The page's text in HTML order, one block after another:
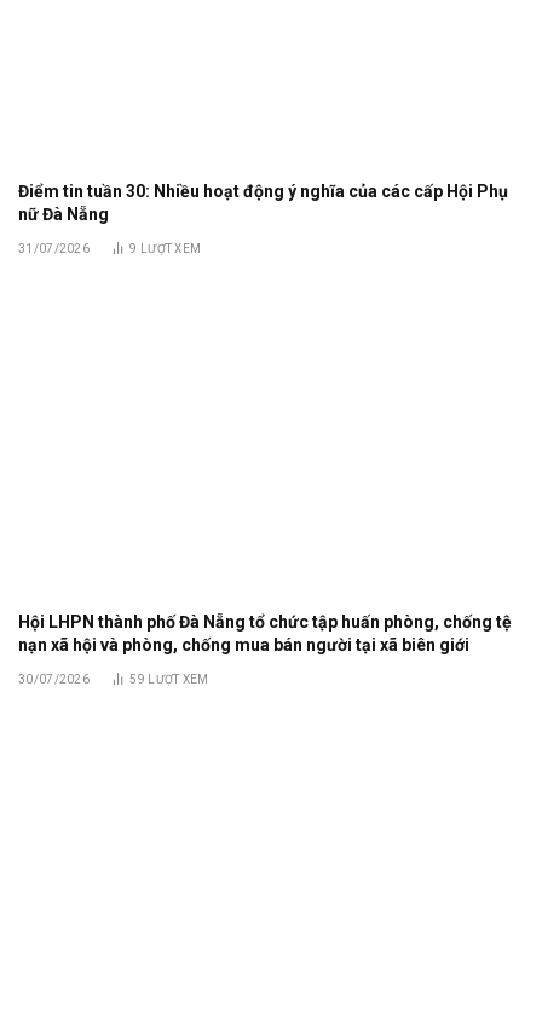
Điểm tin tuần 30: Nhiều hoạt động ý nghĩa của các cấp Hội Phụ
nữ Đà Nẵng
31/07/2026 9 LƯỢT XEM
Hội LHPN thành phố Đà Nẵng tổ chức tập huấn phòng, chống tệ
nạn xã hội và phòng, chống mua bán người tại xã biên giới
30/07/2026 59 LƯỢT XEM